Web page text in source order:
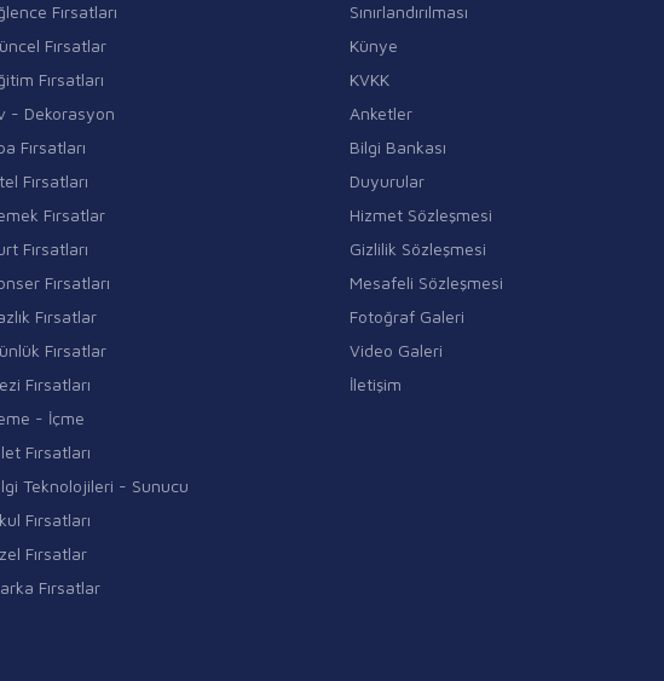
Fırsatları
Fırsatlar
Fırsatları
- Dekorasyon
Fırsatları
Fırsatları
Fırsatlar
Fırsatları
Fırsatları
Fırsatlar
Fırsatlar
Fırsatları
- İçme
Fırsatları
Teknolojileri - Sunucu
Fırsatları
Fırsatlar
Fırsatlar
Sınırlandırılması
Künye
KVKK
Anketler
Bilgi Bankası
Duyurular
Hizmet Sözleşmesi
Gizlilik Sözleşmesi
Mesafeli Sözleşmesi
Fotoğraf Galeri
Video Galeri
İletişim